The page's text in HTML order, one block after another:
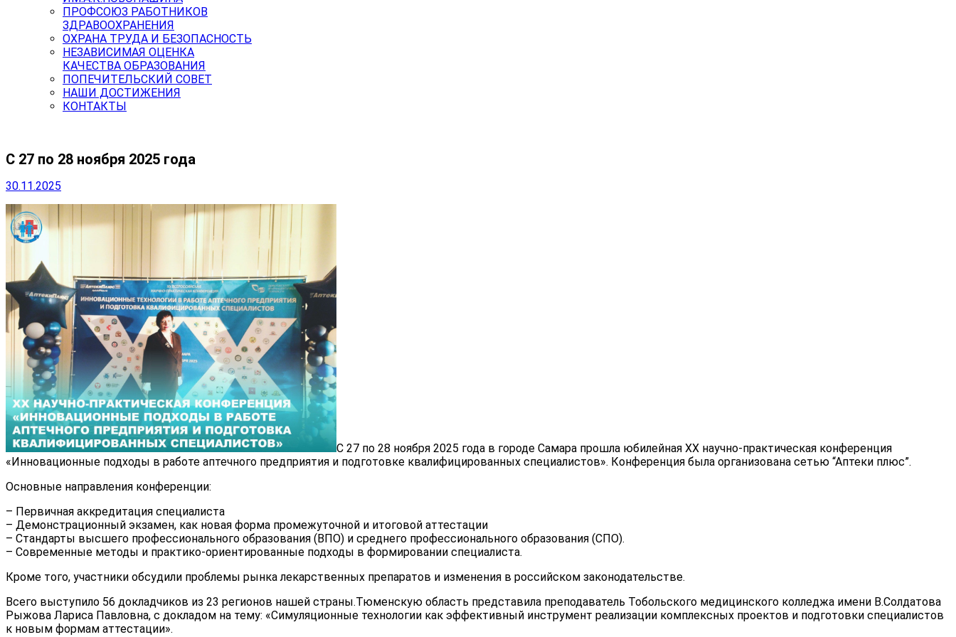
ПРОФСОЮЗ РАБОТНИКОВ
ЗДРАВООХРАНЕНИЯ
ОХРАНА ТРУДА И БЕЗОПАСНОСТЬ
НЕЗАВИСИМАЯ ОЦЕНКА
КАЧЕСТВА ОБРАЗОВАНИЯ
ПОПЕЧИТЕЛЬСКИЙ СОВЕТ
НАШИ ДОСТИЖЕНИЯ
КОНТАКТЫ
С 27 по 28 ноября 2025 года
30.11.2025
С 27 по 28 ноября 2025 года в городе Самара прошла юбилейная XX научно-практическая конференция
«Инновационные подходы в работе аптечного предприятия и подготовке квалифицированных специалистов». Конференция была организована сетью “Аптеки плюс”.
Основные направления конференции:
– Первичная аккредитация специалиста
– Демонстрационный экзамен, как новая форма промежуточной и итоговой аттестации
– Стандарты высшего профессионального образования (ВПО) и среднего профессионального образования (СПО).
– Современные методы и практико-ориентированные подходы в формировании специалиста.
Кроме того, участники обсудили проблемы рынка лекарственных препаратов и изменения в российском законодательстве.
Всего выступило 56 докладчиков из 23 регионов нашей страны.Тюменскую область представила преподаватель Тобольского медицинского колледжа имени В.Солдатова
Рыжова Лариса Павловна, с докладом на тему: «Симуляционные технологии как эффективный инструмент реализации комплексных проектов и подготовки специалистов
к новым формам аттестации».